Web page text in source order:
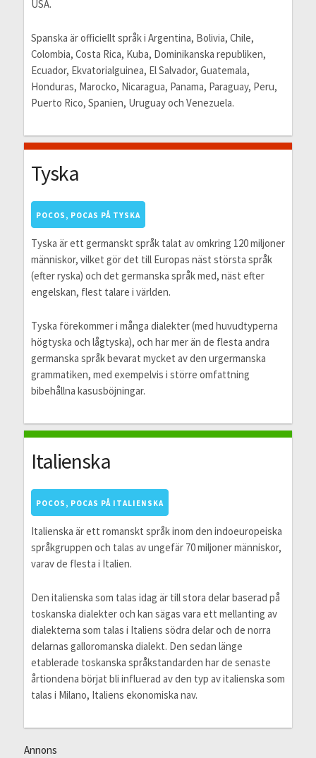
USA.
Spanska är officiellt språk i Argentina, Bolivia, Chile,
Colombia, Costa Rica, Kuba, Dominikanska republiken,
Ecuador, Ekvatorialguinea, El Salvador, Guatemala,
Honduras, Marocko, Nicaragua, Panama, Paraguay, Peru,
Puerto Rico, Spanien, Uruguay och Venezuela.
Tyska
POCOS, POCAS PÅ TYSKA
Tyska är ett germanskt språk talat av omkring 120 miljoner
människor, vilket gör det till Europas näst största språk
(efter ryska) och det germanska språk med, näst efter
engelskan, flest talare i världen.
Tyska förekommer i många dialekter (med huvudtyperna
högtyska och lågtyska), och har mer än de flesta andra
germanska språk bevarat mycket av den urgermanska
grammatiken, med exempelvis i större omfattning
bibehållna kasusböjningar.
Italienska
POCOS, POCAS PÅ ITALIENSKA
Italienska är ett romanskt språk inom den indoeuropeiska
språkgruppen och talas av ungefär 70 miljoner människor,
varav de flesta i Italien.
Den italienska som talas idag är till stora delar baserad på
toskanska dialekter och kan sägas vara ett mellanting av
dialekterna som talas i Italiens södra delar och de norra
delarnas galloromanska dialekt. Den sedan länge
etablerade toskanska språkstandarden har de senaste
årtiondena börjat bli influerad av den typ av italienska som
talas i Milano, Italiens ekonomiska nav.
Annons